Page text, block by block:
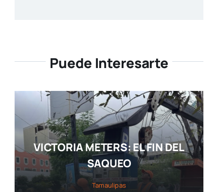
Puede Interesarte
VICTORIA METERS: EL FIN DEL
SAQUEO
Tamaulipas